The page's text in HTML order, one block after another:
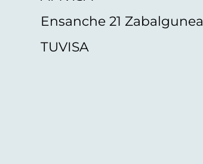
Ensanche 21 Zabalgunea
TUVISA